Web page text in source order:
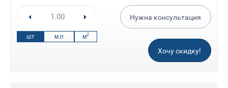
шт м.п м2
Нужна консультация
Хочу скидку!